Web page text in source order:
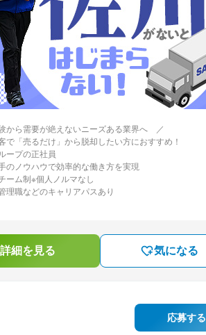
から需要が絶えないニーズある業界へ ／
で「売るだけ」から脱却したい方におすすめ！
ープの正社員
のノウハウで効率的な働き方を実現
ーム制※個人ノルマなし
理職などのキャリアパスあり
細を見る 気になる
応募する